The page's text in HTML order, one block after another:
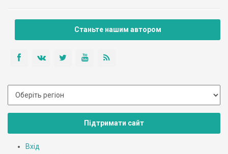
Станьте нашим автором
Підтримати сайт
Вхід